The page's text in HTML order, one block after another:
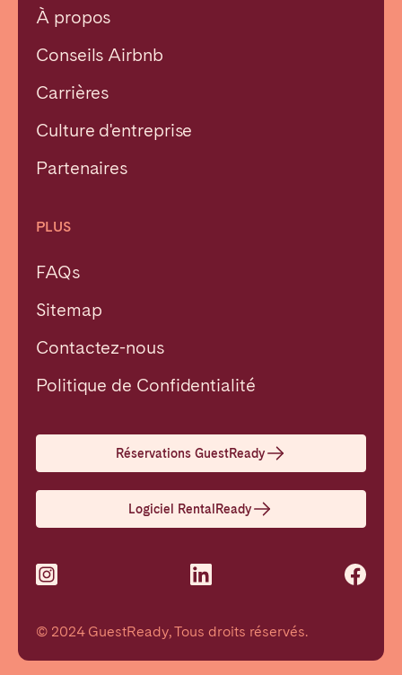
© 2024 GuestReady, Tous droits réservés.
À propos
Conseils Airbnb
Carrières
Culture d'entreprise
Partenaires
PLUS
FAQs
Sitemap
Contactez-nous
Politique de Confidentialité
Réservations GuestReady
Logiciel RentalReady
Choisir la langue
English
Português